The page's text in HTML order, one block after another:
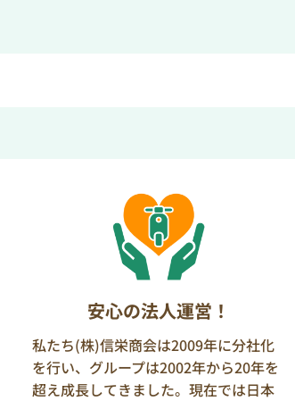
安心の法人運営！
私たち(株)信栄商会は2009年に分社化
を行い、グループは2002年から20年を
超え成長してきました。現在では日本